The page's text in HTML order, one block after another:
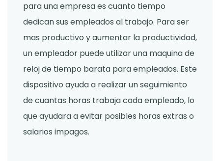
para una empresa es cuanto tiempo
dedican sus empleados al trabajo. Para ser
mas productivo y aumentar la productividad,
un empleador puede utilizar una maquina de
reloj de tiempo barata para empleados. Este
dispositivo ayuda a realizar un seguimiento
de cuantas horas trabaja cada empleado, lo
que ayudara a evitar posibles horas extras o
salarios impagos.